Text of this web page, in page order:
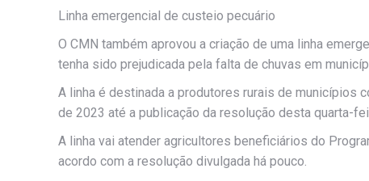
Linha emergencial de custeio pecuário
O CMN também aprovou a criação de uma linha
tenha sido prejudicada pela falta de chuvas em
A linha é destinada a produtores rurais de municípios
de 2023 até a publicação da resolução desta quarta-
A linha vai atender agricultores beneficiários do
acordo com a resolução divulgada há pouco.